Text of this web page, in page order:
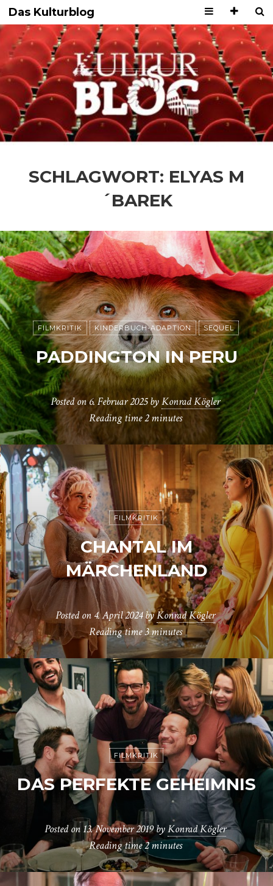
Das Kulturblog
SCHLAGWORT: ELYAS M
´BAREK
FILMKRITIK KINDERBUCH-ADAPTION SEQUEL
PADDINGTON IN PERU
Posted on6. Februar 2025 byKonrad Kögler
Reading time2 minutes
FILMKRITIK
CHANTAL IM
MÄRCHENLAND
Posted on 4. April 2024byKonrad Kögler
Reading time3 minutes
FILMKRITIK
DAS PERFEKTE GEHEIMNIS
Posted on 13. November 2019byKonrad Kögler
Reading time2 minutes